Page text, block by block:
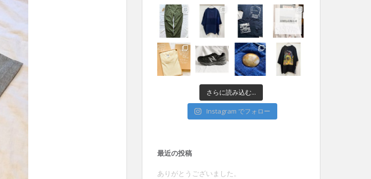
さらに読み込む...
Instagram でフォロー
最近の投稿
ありがとうございました。